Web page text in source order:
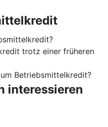
trotz einer früheren
Betriebsmittelkredit?
interessieren